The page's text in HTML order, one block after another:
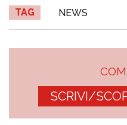
TAG NEWS
SCRIVI/